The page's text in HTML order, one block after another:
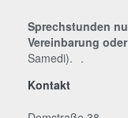
Sprechstunden
Vereinbarung oder
Samedi). .
Kontakt